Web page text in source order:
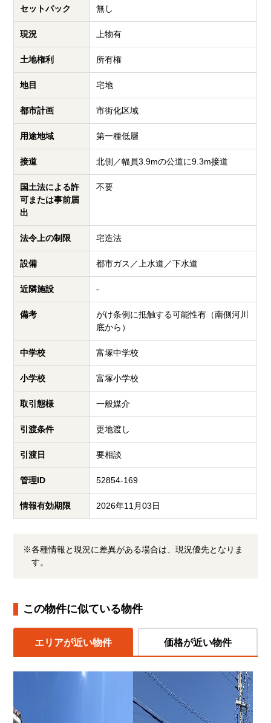
セットバック 無し
現況 上物有
土地権利 所有権
地目 宅地
都市計画 市街化区域
用途地域 第一種低層
接道 北側／幅員3.9mの公道に9.3m接道
国土法による許
可または事前届
出
不要
法令上の制限 宅造法
設備 都市ガス／上水道／下水道
近隣施設 -
備考
がけ条例に抵触する可能性有（南側河川
底から）
中学校 富塚中学校
小学校 富塚小学校
取引態様 一般媒介
引渡条件 更地渡し
引渡日 要相談
管理ID 52854-169
情報有効期限 2026年11月03日
※各種情報と現況に差異がある場合は、現況優先となりま
す。
この物件に似ている物件
エリアが近い物件 価格が近い物件